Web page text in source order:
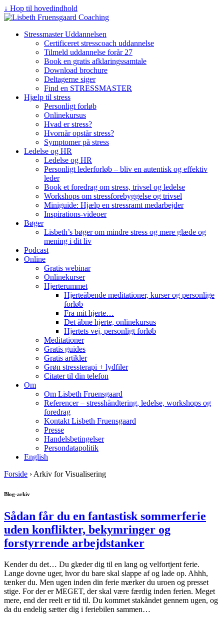
↓ Hop til hovedindhold
Stressmaster Uddannelsen
Certificeret stresscoach uddannelse
Tilmeld uddannelse forår 27
Book en gratis afklaringssamtale
Download brochure
Deltagerne siger
Find en STRESSMASTER
Hjælp til stress
Personligt forløb
Onlinekursus
Hvad er stress?
Hvornår opstår stress?
Symptomer på stress
Ledelse og HR
Ledelse og HR
Personligt lederforløb – bliv en autentisk og effektiv
leder
Book et foredrag om stress, trivsel og ledelse
Workshops om stressforebyggelse og trivsel
Miniguide: Hjælp en stressramt medarbejder
Inspirations-videoer
Bøger
Lisbeth’s bøger om mindre stress og mere glæde og
mening i dit liv
Podcast
Online
Gratis webinar
Onlinekurser
Hjerterummet
Hjerteåbende meditationer, kurser og personlige
forløb
Fra mit hjerte…
Det åbne hjerte, onlinekursus
Hjertets vej, personligt forløb
Meditationer
Gratis guides
Gratis artikler
Grøn stressterapi + lydfiler
Citater til din telefon
Om
Om Lisbeth Fruensgaard
Referencer – stresshåndtering, ledelse, workshops og
foredrag
Kontakt Lisbeth Fruensgaard
Presse
Handelsbetingelser
Persondatapolitik
English
Forside › Arkiv for Visualisering
Blog-arkiv
Sådan får du en fantastisk sommerferie
uden konflikter, bekymringer og
forstyrrende arbejdstanker
Kender du det… Du glæder dig til en lang og velfortjent ferie.
Lange dovne uger, hvor du bare skal slappe af og lade op. Ahhh,
tænker du. Men ugen inden din ferie mærker du uroen og presset
stige. For der er MEGET, der skal være færdig inden ferien. Meget
mere, end der reelt er tid til. Du kommet stakåndet gennem ugen, og
da du endelig sætter dig i feriebilen sammen…